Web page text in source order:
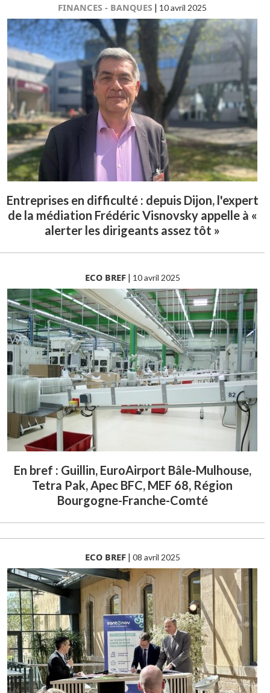
FINANCES - BANQUES | 10 avril 2025
Entreprises en difficulté : depuis Dijon, l'expert
de la médiation Frédéric Visnovsky appelle à «
alerter les dirigeants assez tôt »
ECO BREF| 10 avril 2025
En bref : Guillin, EuroAirport Bâle-Mulhouse,
Tetra Pak, Apec BFC, MEF 68, Région
Bourgogne-Franche-Comté
ECO BREF| 08 avril 2025